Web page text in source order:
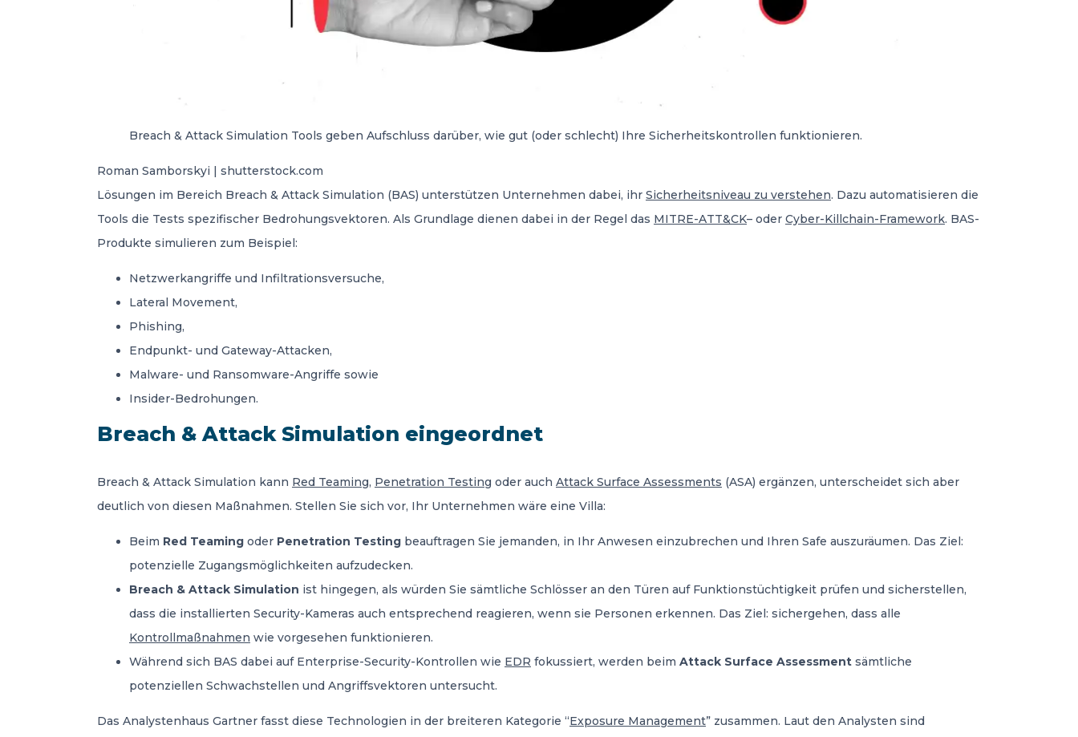
Breach & Attack Simulation Tools geben Aufschluss darüber, wie gut (oder schlecht) Ihre Sicherheitskontrollen funktionieren.
Roman Samborskyi | shutterstock.com
Lösungen im Bereich Breach & Attack Simulation (BAS) unterstützen Unternehmen dabei, ihr Sicherheitsniveau zu verstehen. Dazu automatisieren die
Tools die Tests spezifischer Bedrohungsvektoren. Als Grundlage dienen dabei in der Regel das MITRE-ATT&CK– oder Cyber-Killchain-Framework. BAS-
Produkte simulieren zum Beispiel:
Netzwerkangriffe und Infiltrationsversuche,
Lateral Movement,
Phishing,
Endpunkt- und Gateway-Attacken,
Malware- und Ransomware-Angriffe sowie
Insider-Bedrohungen.
Breach & Attack Simulation eingeordnet
Breach & Attack Simulation kann Red Teaming, Penetration Testing oder auch Attack Surface Assessments (ASA) ergänzen, unterscheidet sich aber
deutlich von diesen Maßnahmen. Stellen Sie sich vor, Ihr Unternehmen wäre eine Villa:
Beim Red Teaming oder Penetration Testing beauftragen Sie jemanden, in Ihr Anwesen einzubrechen und Ihren Safe auszuräumen. Das Ziel:
potenzielle Zugangsmöglichkeiten aufzudecken.
Breach & Attack Simulation ist hingegen, als würden Sie sämtliche Schlösser an den Türen auf Funktionstüchtigkeit prüfen und sicherstellen,
dass die installierten Security-Kameras auch entsprechend reagieren, wenn sie Personen erkennen. Das Ziel: sichergehen, dass alle
Kontrollmaßnahmen wie vorgesehen funktionieren.
Während sich BAS dabei auf Enterprise-Security-Kontrollen wie EDR fokussiert, werden beim Attack Surface Assessment sämtliche
potenziellen Schwachstellen und Angriffsvektoren untersucht.
Das Analystenhaus Gartner fasst diese Technologien in der breiteren Kategorie “Exposure Management” zusammen. Laut den Analysten sind